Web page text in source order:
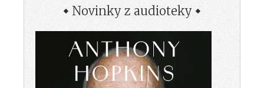
Novinky z audioteky